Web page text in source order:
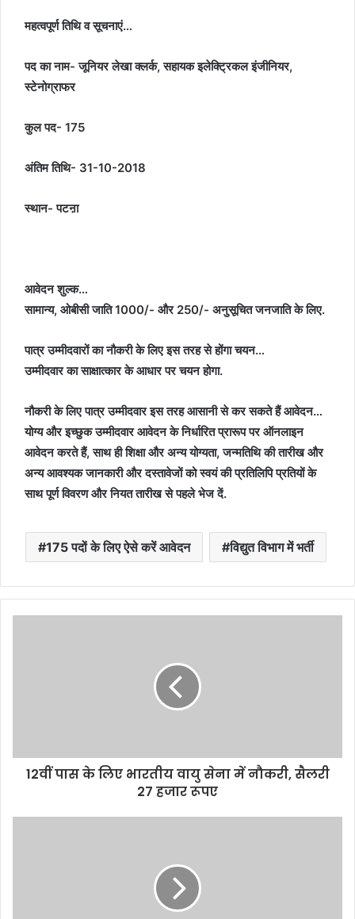
महत्वपूर्ण तिथि व सूचनाएं…
पद का नाम- जूनियर लेखा क्लर्क, सहायक इलेक्ट्रिकल इंजीनियर,
स्टेनोग्राफर
कुल पद- 175
अंतिम तिथि- 31-10-2018
स्थान- पटऩा
आवेदन शुल्क…
सामान्य, ओबीसी जाति 1000/- और 250/- अनुसूचित जनजाति के लिए.
पात्र उम्मीदवारों का नौकरी के लिए इस तरह से होंगा चयन…
उम्मीदवार का साक्षात्कार के आधार पर चयन होगा.
नौकरी के लिए पात्र उम्मीदवार इस तरह आसानी से कर सकते हैं आवेदन…
योग्य और इच्छुक उम्मीदवार आवेदन के निर्धारित प्रारूप पर ऑनलाइन
आवेदन करते हैं, साथ ही शिक्षा और अन्य योग्यता, जन्मतिथि की तारीख और
अन्य आवश्यक जानकारी और दस्तावेजों को स्वयं की प्रतिलिपि प्रतियों के
साथ पूर्ण विवरण और नियत तारीख से पहले भेज दें.
175 पदों के लिए ऐसे करें आवेदन विद्युत विभाग में भर्ती
12वीं पास के लिए भारतीय वायु सेना में नौकरी, सैलरी
27 हजार रूपए